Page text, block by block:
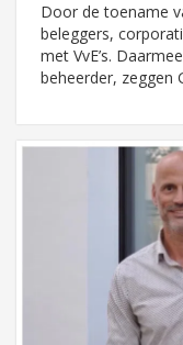
Door de toename
beleggers,
met VvE’s.
beheerder, zeggen